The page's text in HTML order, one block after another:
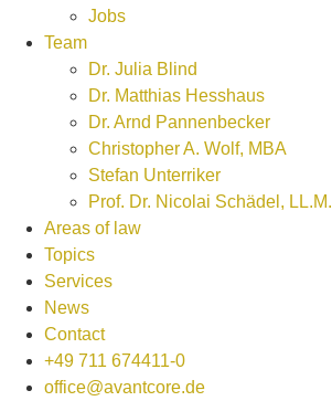
Jobs
Team
Dr. Julia Blind
Dr. Matthias Hesshaus
Dr. Arnd Pannenbecker
Christopher A. Wolf, MBA
Stefan Unterriker
Prof. Dr. Nicolai Schädel, LL.M.
Areas of law
Topics
Services
News
Contact
+49 711 674411-0
office@avantcore.de